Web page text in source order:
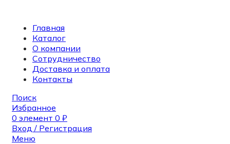
Главная
Каталог
О компании
Сотрудничество
Доставка и оплата
Контакты
Поиск
Избранное
0 элемент 0 ₽
Вход / Регистрация
Меню